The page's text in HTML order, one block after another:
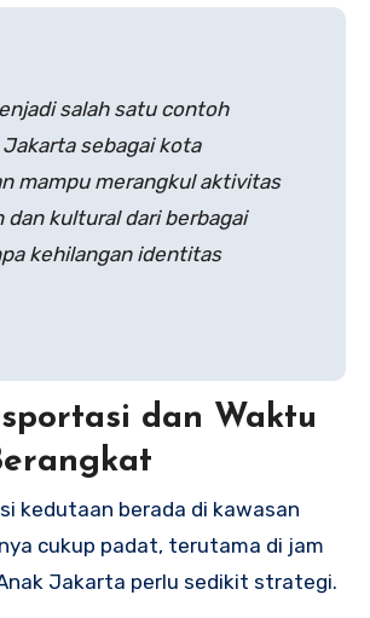
salah satu contoh
sebagai kota
mampu merangkul aktivitas
dan kultural dari berbagai
kehilangan identitas
dan Waktu
kedutaan berada di kawasan
cukup padat, terutama di jam
Jakarta perlu sedikit strategi.